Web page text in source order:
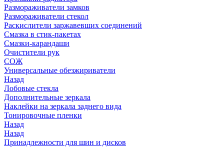
Размораживатели замков
Размораживатели стекол
Раскислители заржавевших соединений
Смазка в стик-пакетах
Смазки-карандаши
Очистители рук
СОЖ
Универсальные обезжириватели
Назад
Лобовые стекла
Дополнительные зеркала
Наклейки на зеркала заднего вида
Тонировочные пленки
Назад
Назад
Принадлежности для шин и дисков